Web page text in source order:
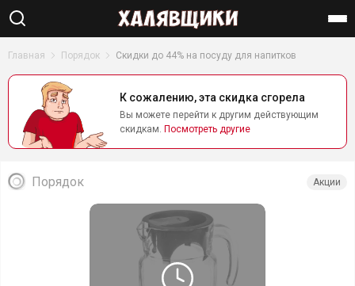
Главная Порядок Скидки до 44% на посуду для напитков
К сожалению, эта скидка сгорела
Вы можете перейти к другим действующим
скидкам. Посмотреть другие
Порядок Акции